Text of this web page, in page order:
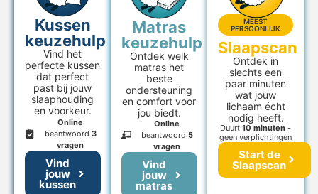
Kussen
keuzehulp
Vind het
perfecte kussen
dat perfect
past bij jouw
slaaphouding
en voorkeur.
Online
beantwoord 3
vragen
Vind
jouw
kussen
Matras
keuzehulp
Ontdek welk
matras het
beste
ondersteuning
en comfort voor
jou biedt.
Online
beantwoord 5
vragen
Vind
jouw
matras
MEEST
PERSOONLIJK
Slaapscan
Ontdek in
slechts een
paar minuten
wat jouw
lichaam écht
nodig heeft.
Duurt 10 minuten -
geen verplichtingen
Start de
Slaapscan